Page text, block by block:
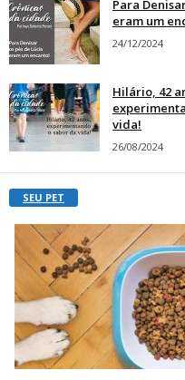
Para
eram um
24/12/2024
Hilário, 42
vida!
26/08/2024
SEU PET